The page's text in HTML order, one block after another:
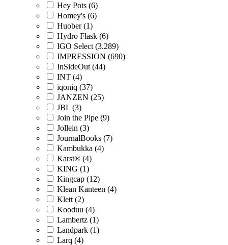
Hey Pots (6)
Homey's (6)
Huober (1)
Hydro Flask (6)
IGO Select (3.289)
IMPRESSION (690)
InSideOut (44)
INT (4)
iqoniq (37)
JANZEN (25)
JBL (3)
Join the Pipe (9)
Jollein (3)
JournalBooks (7)
Kambukka (4)
Karst® (4)
KING (1)
Kingcap (12)
Klean Kanteen (4)
Klett (2)
Kooduu (4)
Lambertz (1)
Landpark (1)
Larq (4)